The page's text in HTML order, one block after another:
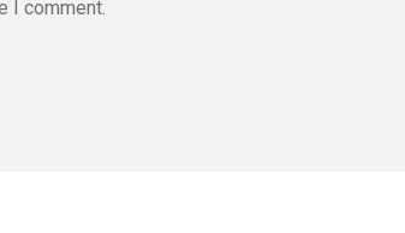
I comment.